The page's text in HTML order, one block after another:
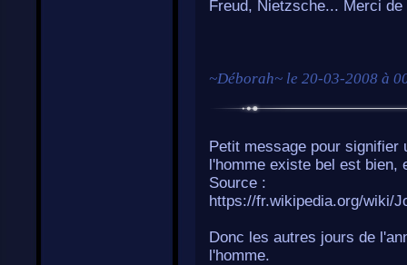
Freud, Nietzsche... Merci
~Déborah~ le 20-03-2008 à
Petit message pour signifier
l'homme existe bel est bien,
Source :
https://fr.wikipedia.org/wiki/
Donc les autres jours de
l'homme.